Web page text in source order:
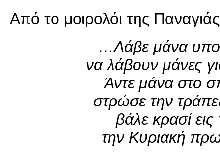
Από το μοιρολόι της
…Λάβε μάνα
να λάβουν μάνες
Άντε μάνα στο
στρώσε την
βάλε κρασί
την Κυριακή